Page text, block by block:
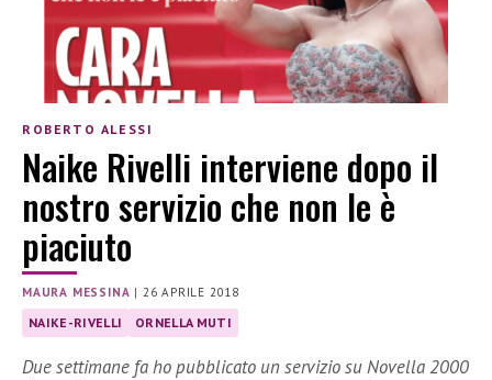
ROBERTO ALESSI
Naike Rivelli interviene dopo il
nostro servizio che non le è
piaciuto
MAURA MESSINA | 26 APRILE 2018
NAIKE-RIVELLI ORNELLA MUTI
Due settimane fa ho pubblicato un servizio su Novella 2000